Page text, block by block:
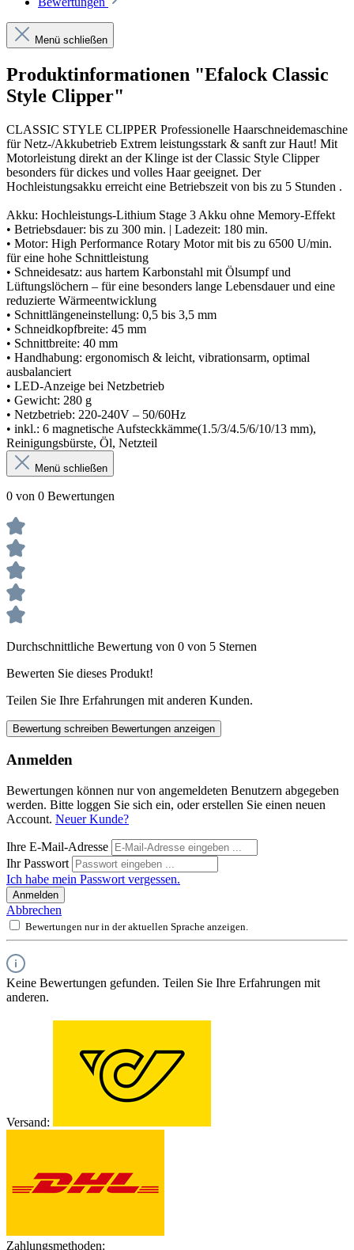
Menü schließen
Produktinformationen "Efalock Classic
Style Clipper"
CLASSIC STYLE CLIPPER Professionelle Haarschneidemaschine
für Netz-/Akkubetrieb Extrem leistungsstark & sanft zur Haut! Mit
Motorleistung direkt an der Klinge ist der Classic Style Clipper
besonders für dickes und volles Haar geeignet. Der
Hochleistungsakku erreicht eine Betriebszeit von bis zu 5 Stunden .
Akku: Hochleistungs-Lithium Stage 3 Akku ohne Memory-Effekt
• Betriebsdauer: bis zu 300 min. | Ladezeit: 180 min.
• Motor: High Performance Rotary Motor mit bis zu 6500 U/min.
für eine hohe Schnittleistung
• Schneidesatz: aus hartem Karbonstahl mit Ölsumpf und
Lüftungslöchern – für eine besonders lange Lebensdauer und eine
reduzierte Wärmeentwicklung
• Schnittlängeneinstellung: 0,5 bis 3,5 mm
• Schneidkopfbreite: 45 mm
• Schnittbreite: 40 mm
• Handhabung: ergonomisch & leicht, vibrationsarm, optimal
ausbalanciert
• LED-Anzeige bei Netzbetrieb
• Gewicht: 280 g
• Netzbetrieb: 220-240V – 50/60Hz
• inkl.: 6 magnetische Aufsteckkämme(1.5/3/4.5/6/10/13 mm),
Reinigungsbürste, Öl, Netzteil
Menü schließen
0 von 0 Bewertungen
Durchschnittliche Bewertung von 0 von 5 Sternen
Bewerten Sie dieses Produkt!
Teilen Sie Ihre Erfahrungen mit anderen Kunden.
Bewertung schreiben Bewertungen anzeigen
Anmelden
Bewertungen können nur von angemeldeten Benutzern abgegeben
werden. Bitte loggen Sie sich ein, oder erstellen Sie einen neuen
Account. Neuer Kunde?
Ihre E-Mail-Adresse
Ihr Passwort
Ich habe mein Passwort vergessen.
Anmelden
Abbrechen
Bewertungen nur in der aktuellen Sprache anzeigen.
Keine Bewertungen gefunden. Teilen Sie Ihre Erfahrungen mit
anderen.
Versand:
Zahlungsmethoden: